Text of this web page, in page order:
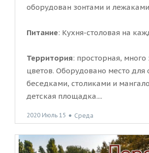
оборудован зонтами и
Питание: Кухня-столовая на
Территория: просторная, много
цветов. Оборудовано место для
беседками, столиками и
детская площадка....
2020 Июль 15 ● Среда